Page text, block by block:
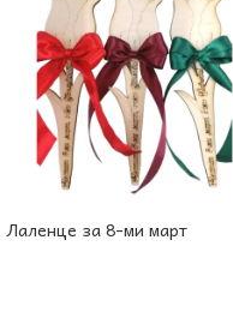
Лаленце за 8-ми март